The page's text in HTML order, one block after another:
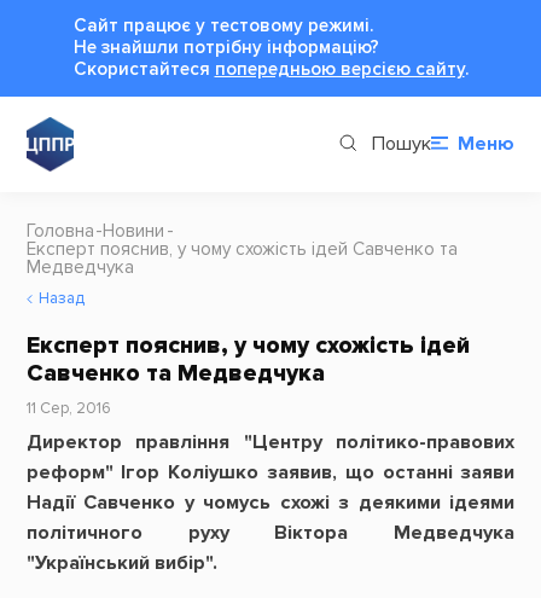
Сайт працює у тестовому режимі.
Не знайшли потрібну інформацію?
Cкористайтеся попередньою версією сайту.
Пошук Меню
Головна Новини
Експерт пояснив, у чому схожість ідей Савченко та
Медведчука
Назад
Експерт пояснив, у чому схожість ідей
Савченко та Медведчука
11 Сер, 2016
Директор правління "Центру політико-правових
реформ" Ігор Коліушко заявив, що останні заяви
Надії Савченко у чомусь схожі з деякими ідеями
політичного руху Віктора Медведчука
"Український вибір".